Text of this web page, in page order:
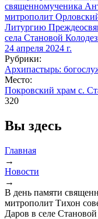
Рубрики:
Архипастырь:
Место:
Покровский храм с.
320
Вы здесь
Главная
→
Новости
→
В день памяти
митрополит Тихон
Даров в селе